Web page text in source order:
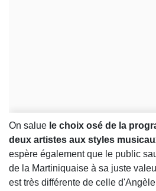
On salue le choix osé de la
deux artistes aux styles
espère également que le public
de la Martiniquaise à sa juste
est très différente de celle